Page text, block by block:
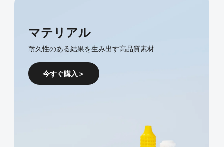
マテリアル
耐久性のある結果を生み出す高品質素材
今すぐ購入＞